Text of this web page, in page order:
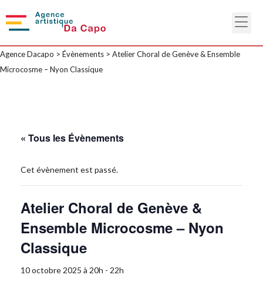
Agence Dacapo > Évènements > Atelier Choral de Genève & Ensemble
Microcosme – Nyon Classique
« Tous les Évènements
Cet évènement est passé.
Atelier Choral de Genève &
Ensemble Microcosme – Nyon
Classique
10 octobre 2025 à 20h - 22h